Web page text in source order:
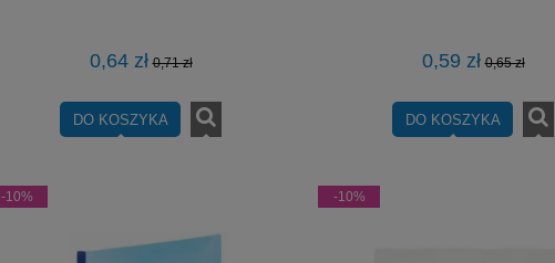
0,64 zł 0,71 zł
DO KOSZYKA
0,59 zł 0,65 zł
DO KOSZYKA
-10% -10%